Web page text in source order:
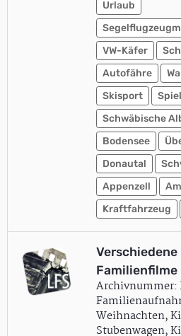
Urlaub
VW-Käfer
Autofähre
Skisport
Schwäbische
Bodensee
Donautal
Appenzell
Kraftfahrzeug
Verschiedene
Familienfilme
Archivnummer:
Weihnachten,
Stubenwagen,